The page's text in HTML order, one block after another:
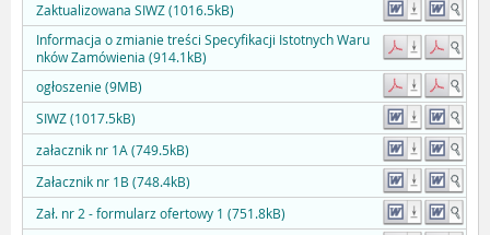
Zaktualizowana SIWZ (1016.5kB)
Informacja o zmianie treści Specyfikacji Istotnych Waru
nków Zamówienia (914.1kB)
ogłoszenie (9MB)
SIWZ (1017.5kB)
załacznik nr 1A (749.5kB)
Załacznik nr 1B (748.4kB)
Zał. nr 2 - formularz ofertowy 1 (751.8kB)